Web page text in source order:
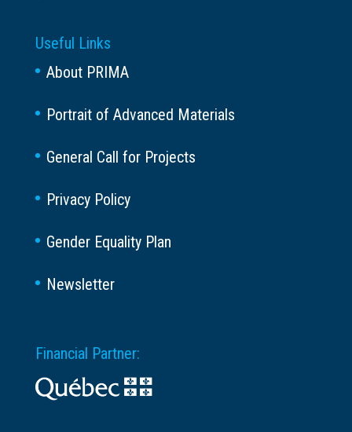
Useful Links
About PRIMA
Portrait of Advanced Materials
General Call for Projects
Privacy Policy
Gender Equality Plan
Newsletter
Financial Partner: